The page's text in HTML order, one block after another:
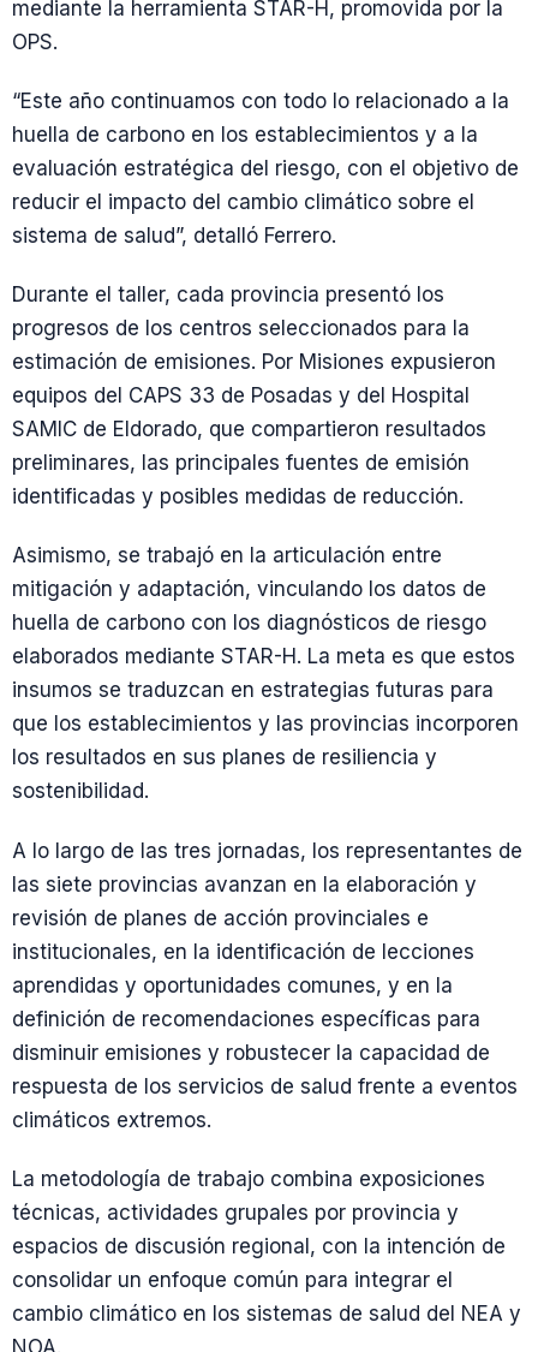
mediante la herramienta STAR-H, promovida por la
OPS.
“Este año continuamos con todo lo relacionado a la
huella de carbono en los establecimientos y a la
evaluación estratégica del riesgo, con el objetivo de
reducir el impacto del cambio climático sobre el
sistema de salud”, detalló Ferrero.
Durante el taller, cada provincia presentó los
progresos de los centros seleccionados para la
estimación de emisiones. Por Misiones expusieron
equipos del CAPS 33 de Posadas y del Hospital
SAMIC de Eldorado, que compartieron resultados
preliminares, las principales fuentes de emisión
identificadas y posibles medidas de reducción.
Asimismo, se trabajó en la articulación entre
mitigación y adaptación, vinculando los datos de
huella de carbono con los diagnósticos de riesgo
elaborados mediante STAR-H. La meta es que estos
insumos se traduzcan en estrategias futuras para
que los establecimientos y las provincias incorporen
los resultados en sus planes de resiliencia y
sostenibilidad.
A lo largo de las tres jornadas, los representantes de
las siete provincias avanzan en la elaboración y
revisión de planes de acción provinciales e
institucionales, en la identificación de lecciones
aprendidas y oportunidades comunes, y en la
definición de recomendaciones específicas para
disminuir emisiones y robustecer la capacidad de
respuesta de los servicios de salud frente a eventos
climáticos extremos.
La metodología de trabajo combina exposiciones
técnicas, actividades grupales por provincia y
espacios de discusión regional, con la intención de
consolidar un enfoque común para integrar el
cambio climático en los sistemas de salud del NEA y
NOA.